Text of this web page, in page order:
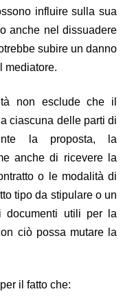
influire sulla sua
anche nel dissuadere
subire un danno
mediatore.
non esclude che il
ciascuna delle parti di
la proposta, la
anche di ricevere la
o le modalità di
tipo da stipulare o un
documenti utili per la
ciò possa mutare la
il fatto che: